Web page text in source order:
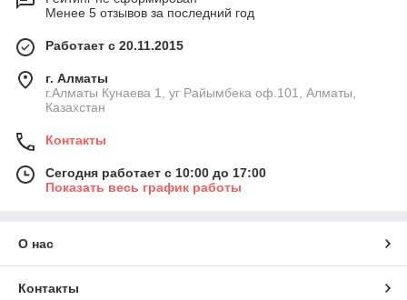
Менее 5 отзывов за последний год
Работает с 20.11.2015
г. Алматы
г.Алматы Кунаева 1, уг Райымбека оф.101, Алматы,
Казахстан
Контакты
Сегодня работает с 10:00 до 17:00
Показать весь график работы
О нас
Контакты